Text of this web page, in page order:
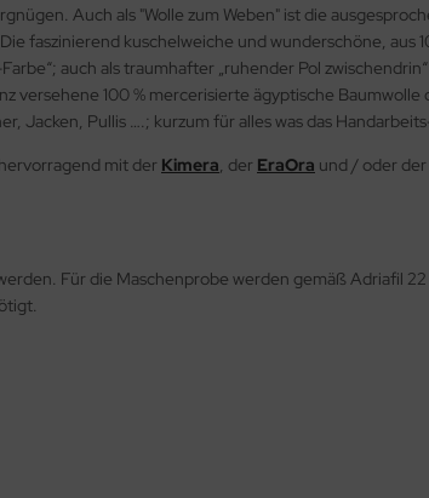
Auch als "Wolle zum Weben" ist die
faszinierend kuschelweiche und wunderschöne, aus
auch als traumhafter „ruhender Pol
100 % mercerisierte ägyptische
Jacken, Pullis ….; kurzum für alles was das
mit der Kimera , der EraOra und / oder der
Für die Maschenprobe werden gemäß Adriafil